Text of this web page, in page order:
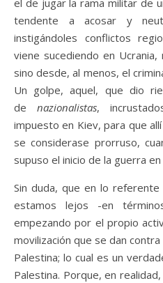
el de jugar la rama militar de
tendente a acosar y
instigándoles conflictos
viene sucediendo en
sino desde, al menos, el
Un golpe, aquel, que dio
denazionalistas,
impuesto en Kiev, para que
se considerase prorruso,
supuso el inicio de la guerra
Sin duda, que en lo
estamos lejos -en
empezando por el propio
movilización que se dan
Palestina; lo cual es un
Palestina. Porque, en